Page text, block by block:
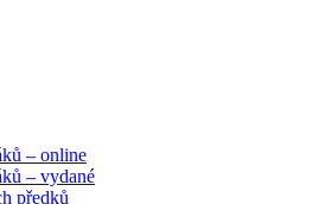
– online
– vydané
předků